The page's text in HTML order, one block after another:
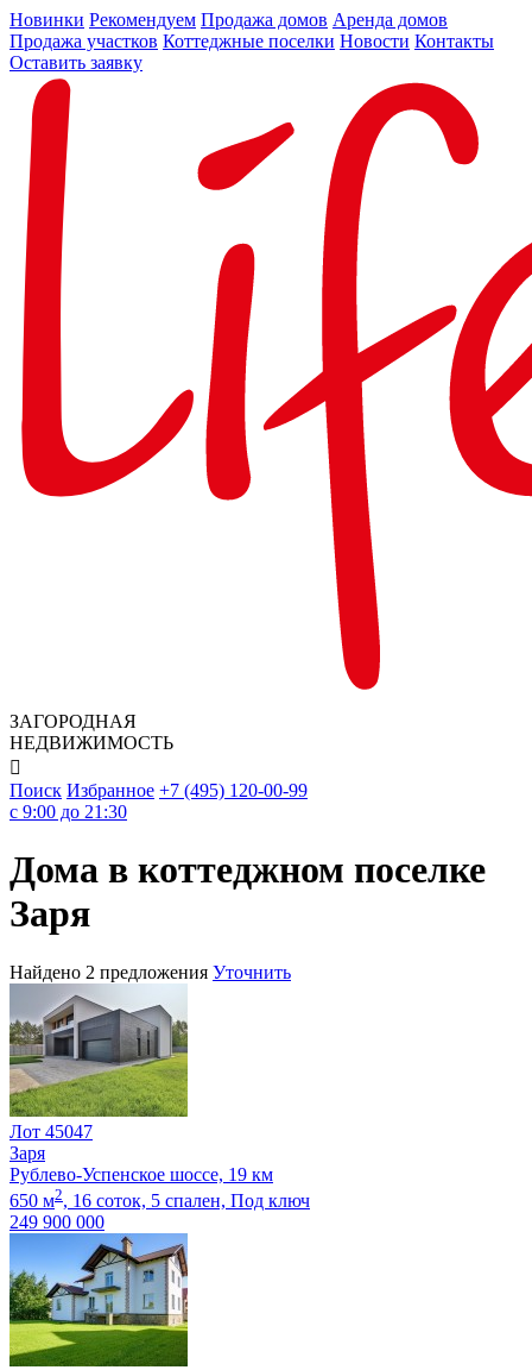
Новинки Рекомендуем Продажа домов Аренда домов
Продажа участков Коттеджные поселки Новости Контакты
Оставить заявку
ЗАГОРОДНАЯ
НЕДВИЖИМОСТЬ

Поиск Избранное +7 (495) 120-00-99
c 9:00 до 21:30
Дома в коттеджном поселке
Заря
Найдено 2 предложения Уточнить
Лот 45047
Заря
Рублево-Успенское шоссе, 19 км
650 м2, 16 соток, 5 спален, Под ключ
249 900 000